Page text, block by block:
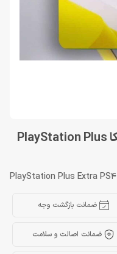
اکانت یک ماهه پلاس ظ3 آمریکا PlayStation Plus
PlayStation Plus Extra PS4
ضمانت بازگشت وجه
ضمانت اصالت و سلامت